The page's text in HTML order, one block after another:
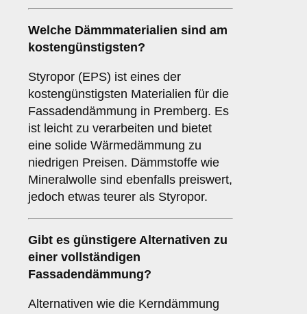
Welche Dämmmaterialien sind am
kostengünstigsten?
Styropor (EPS) ist eines der
kostengünstigsten Materialien für die
Fassadendämmung in Premberg. Es
ist leicht zu verarbeiten und bietet
eine solide Wärmedämmung zu
niedrigen Preisen. Dämmstoffe wie
Mineralwolle sind ebenfalls preiswert,
jedoch etwas teurer als Styropor.
Gibt es günstigere Alternativen zu
einer vollständigen
Fassadendämmung?
Alternativen wie die Kerndämmung